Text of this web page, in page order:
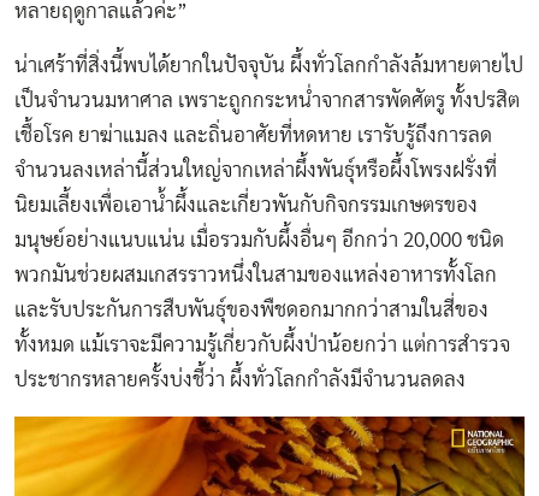
หลายฤดูกาลแล้วค่ะ”
น่าเศร้าที่สิ่งนี้พบได้ยากในปัจจุบัน ผึ้งทั่วโลกกำลังล้มหายตายไป
เป็นจำนวนมหาศาล เพราะถูกกระหน่ำจากสารพัดศัตรู ทั้งปรสิต
เชื้อโรค ยาฆ่าแมลง และถิ่นอาศัยที่หดหาย เรารับรู้ถึงการลด
จำนวนลงเหล่านี้ส่วนใหญ่จากเหล่าผึ้งพันธุ์หรือผึ้งโพรงฝรั่งที่
นิยมเลี้ยงเพื่อเอาน้ำผึ้งและเกี่ยวพันกับกิจกรรมเกษตรของ
มนุษย์อย่างแนบแน่น เมื่อรวมกับผึ้งอื่นๆ อีกกว่า 20,000 ชนิด
พวกมันช่วยผสมเกสรราวหนึ่งในสามของแหล่งอาหารทั้งโลก
และรับประกันการสืบพันธุ์ของพืชดอกมากกว่าสามในสี่ของ
ทั้งหมด แม้เราจะมีความรู้เกี่ยวกับผึ้งป่าน้อยกว่า แต่การสำรวจ
ประชากรหลายครั้งบ่งชี้ว่า ผึ้งทั่วโลกกำลังมีจำนวนลดลง